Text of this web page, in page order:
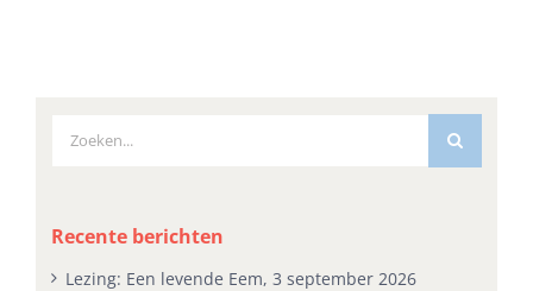
Zoeken
Recente berichten
Lezing: Een levende Eem, 3 september 2026